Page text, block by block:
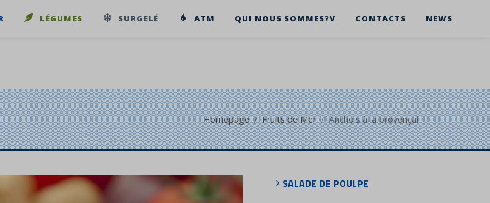
LÉGUMES SURGELÉ ATM QUI NOUS SOMMES?V CONTACTS NEWS
Homepage Fruits de Mer Anchois à la provençal
SALADE DE POULPE